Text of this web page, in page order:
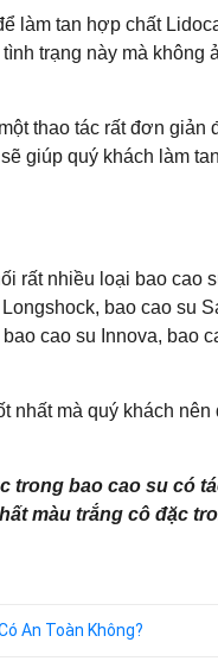
làm tan hợp chất
trạng này mà không
thao tác rất đơn giản
giúp quý khách làm
rất nhiều loại bao cao
bao cao su
cao su Innova, bao
mà quý khách
trong bao cao su có
màu trắng cô đặc
An Toàn Không?